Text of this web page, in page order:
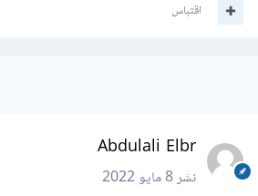
اقتباس
Abdulali Elbr
نشر8 مايو 2022